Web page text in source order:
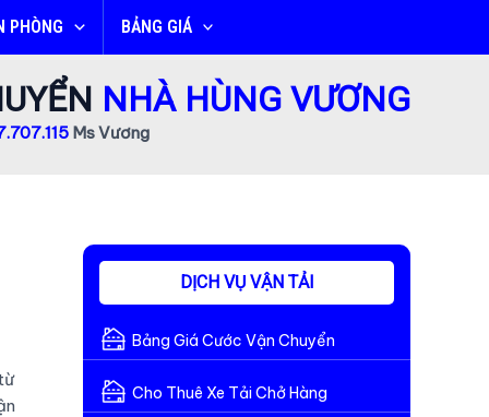
PHÒNG BẢNG GIÁ
NHÀ HÙNG VƯƠNG
Ms Vương
DỊCH VỤ VẬN TẢI
Bảng Giá Cước Vận Chuyển
Cho Thuê Xe Tải Chở Hàng